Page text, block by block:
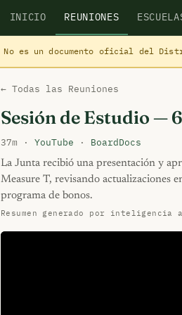
INICIO REUNIONES
No es un documento oficial del
← Todas las Reuniones
Sesión de Estudio —
37m · YouTube · BoardDocs
La Junta recibió una presentación y
Measure T, revisando actualizaciones
programa de bonos.
Resumen generado por